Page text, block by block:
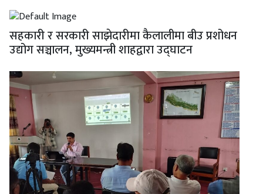
सहकारी र सरकारी साझेदारीमा कैलालीमा बीउ प्रशोधन
उद्योग सञ्चालन, मुख्यमन्त्री शाहद्वारा उद्घाटन